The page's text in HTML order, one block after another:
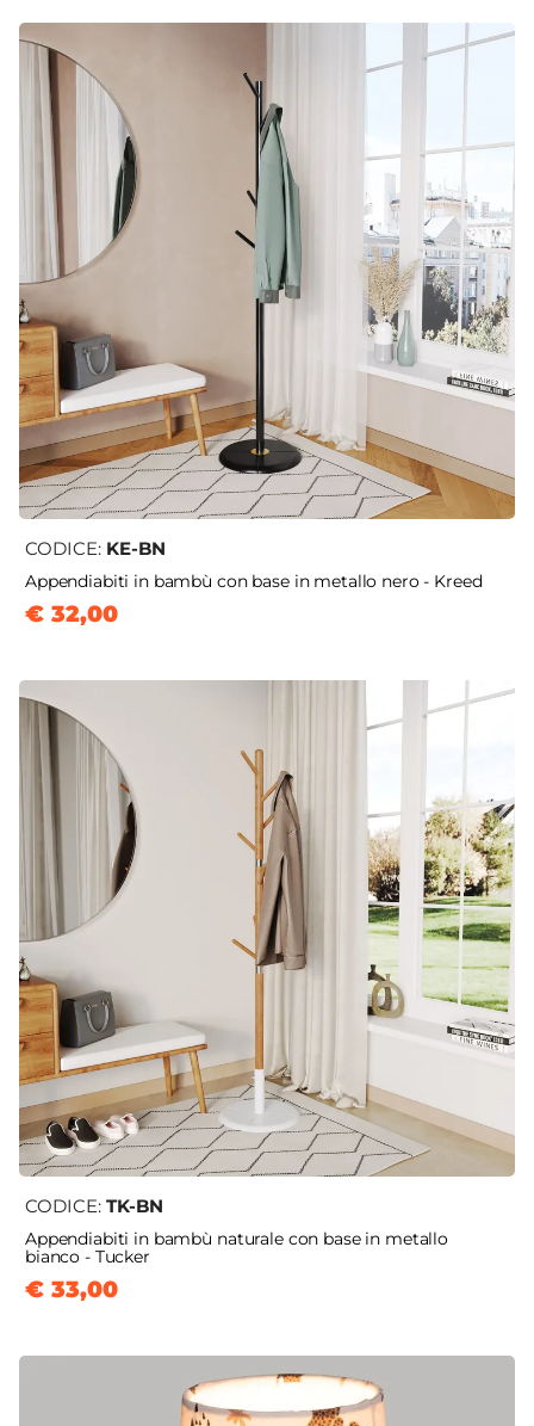
CODICE: KE-BN
Appendiabiti in bambù con base in metallo nero - Kreed
€ 32,00
CODICE: TK-BN
Appendiabiti in bambù naturale con base in metallo
bianco - Tucker
€ 33,00